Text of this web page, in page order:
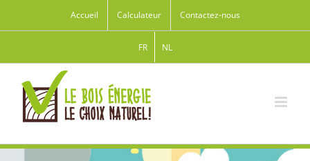
Accueil Calculateur Contactez-nous
FR NL